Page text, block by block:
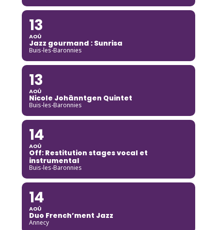
13
AOÛ
Jazz gourmand : Sunrisa
Buis-les-Baronnies
13
AOÛ
Nicole Johänntgen Quintet
Buis-les-Baronnies
14
AOÛ
Off: Restitution stages vocal et
instrumental
Buis-les-Baronnies
14
AOÛ
Duo French’ment Jazz
Annecy